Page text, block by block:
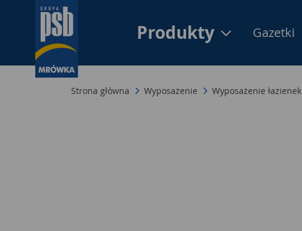
Produkty Gazetki
Strona główna Wyposażenie Wyposażenie łazienek